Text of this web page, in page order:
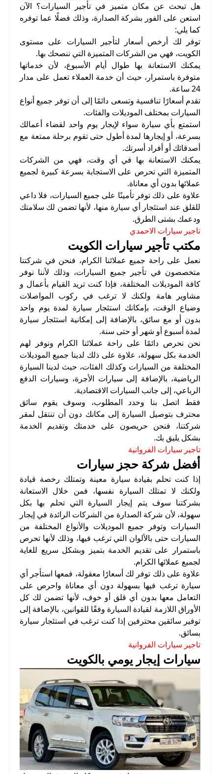
هل تبحث عن مكان متميز في تأجير السيارات؟ الآن
استعن على الفور بشركة الصدارة، وذلك فضلًا عما توفره
كما يلي:
توفر لك أرخص أسعار لتأجير السيارات على مستوى
الكويت، فهي من الشركات المتميزة التي ننصحك بها.
يمكنك الاستعانة بها طوال أيام الأسبوع، لأن خدماتها
متوفرة باستمرار، حيث أن خدمة العملاء تعمل على مدار
24 ساعة.
تقدم أسعارًا تنافسية وتسعى دائمًا إلى أن توفر جميع أنواع
السيارات بمختلف الموديلات والفئات.
استمتع بأي سيارة سواء لإيجار يوم واحد لقضاء أعمالك
بسرعة، أو إيجارها لمدة أطول حتى تقوم برحلة ممتعة مع
أصدقائك أو أفراد أسرتك.
يمكنك الاستعانة بها في أي وقت، فهي من الشركات
المتميزة التي تحرص على الاستجابة بسرعة كبيرة لجميع
عملائها بدون أي معاناة.
علاوة على ذلك توفر تأمينًا على جميع السيارات، فلا داعي
للقلق عند استئجار أي سيارة منها، لأنها تضمن لك سلامتك
ودعمك بشتى الطرق.
تاجير سيارات الاحمدي
مكتب تأجير سيارات الكويت
نعمل على راحة جميع عملائنا الكرام، فنحن في شركتنا
متخصصون في تأجير جميع السيارات، وذلك لأننا نوفر
كافة الموديلات المختلفة، فإذا كنت تريد القيام بأعمال و
مشاوير هامة ولكنك لا ترغب في ركوب المواصلات
وضياع الوقت، بإمكانك استئجار سيارة لمدة يوم واحد
بدون أو مع سائق، بالإضافة إلى إمكانية استئجار سيارة
لمدة أسبوع أو شهر أو حتى سنة.
نحن نحرص دائمًا على راحة عملائنا الكرام ونوفر لهم
الخدمة بكل سهولة، علاوة على ذلك لدينا جميع الموديلات
المختلفة من السيارات وكذلك الفئات، حيث لدينا السيارة
الرياضية، بالإضافة إلى سيارات الأجرة، وسيارات الدفع
الرباعي، إلى جانب السيارات الاقتصادية.
فقط اتصل بنا وحدد المطلوب، وسوف يقوم سائق
محترف بتوصيل السيارة إلى مكانك دون أن تنتقل لمقر
شركتنا، فنحن حريصون على خدمتك وتقديم الخدمة
بشكل يليق بك.
تاجير سيارات الفروانية
أفضل شركة حجز سيارات
إذا كنت تحلم بقيادة سيارة معينة وتمتلك رخصة قيادة
ولكنك لا تمتلك السيارة نفسها، فمن خلال الاستعانة
بشركتنا سوف يتم إيجار السيارة التي تحلم بها بكل
سهولة، لأن شركة الصدارة من الشركات الرائدة في إيجار
السيارات وتوفر جميع الموديلات والأنواع المختلفة من
السيارات حتى بالألوان التي ترغب فيها، وذلك لأنها تحرص
باستمرار على تقديم الخدمة بتميز وبشكل سريع للغاية
لجميع عملائها الكرام.
علاوة على ذلك توفر لك أسعارًا معقولة، فمعها استأجر أي
سيارة ترغب فيها بسهولة دون أي معاناة واحرص على
التعامل معها بدون أي قلق أو خوف، لأنها تضمن لك كل
الأوراق اللازمة لقيادة السيارة وفقًا للقوانين، بالإضافة إلى
توفير سائقين محترفين إذا كنت ترغب في استئجار سيارة
بسائق.
تاجير سيارات الفروانية
سيارات إيجار يومي بالكويت